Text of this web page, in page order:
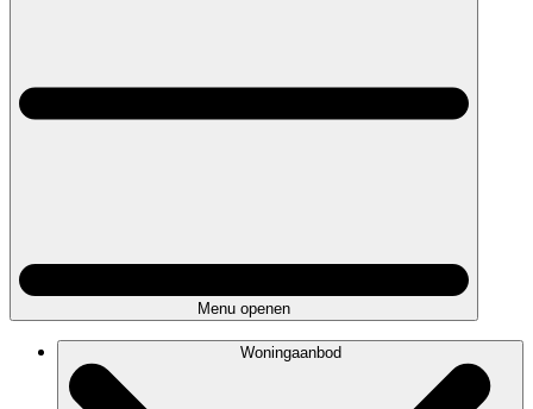
Menu openen
Woningaanbod